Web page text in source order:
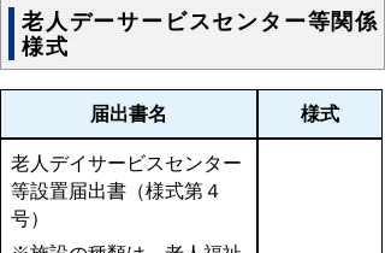
老人デーサービスセンター等関係
様式
届出書名 様式
老人デイサービスセンター
等設置届出書（様式第４
号）